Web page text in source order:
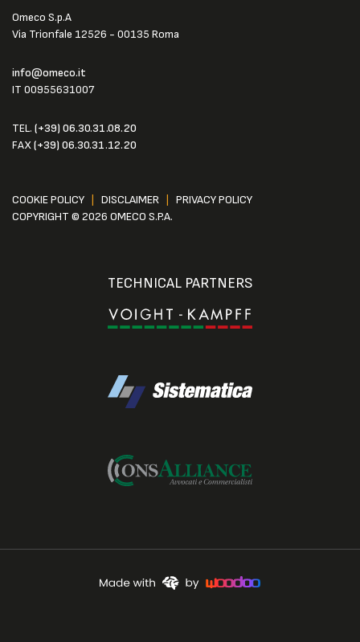
Omeco S.p.A
Via Trionfale 12526 - 00135 Roma
info@omeco.it
IT 00955631007
TEL. (+39) 06.30.31.08.20
FAX(+39) 06.30.31.12.20
COOKIE POLICY DISCLAIMER
PRIVACY POLICY
COPYRIGHT © 2026 OMECO S.P.A.
TECHNICAL PARTNERS